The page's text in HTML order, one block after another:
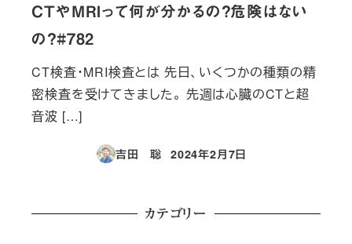
CTやMRIって何が分かるの？危険はない
の？#782
CT検査・MRI検査とは 先日、いくつかの種類の精
密検査を受けてきました。 先週は心臓のCTと超
音波 […]
吉田 聡
投稿日
2024年2月7日
カテゴリー